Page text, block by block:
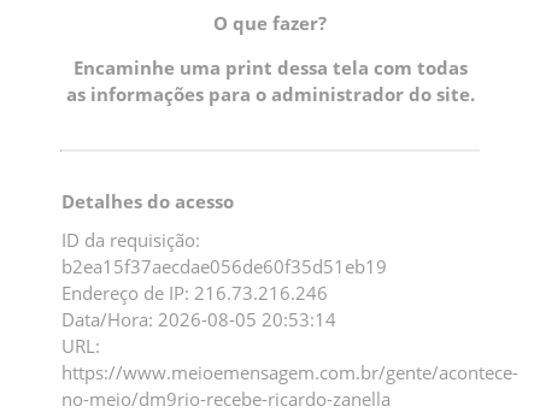
O que fazer?
Encaminhe uma print dessa tela com todas
as informações para o administrador do site.
Detalhes do acesso
ID da requisição:
b2ea15f37aecdae056de60f35d51eb19
Endereço de IP: 216.73.216.246
Data/Hora: 2026-08-05 20:53:14
URL:
https://www.meioemensagem.com.br/gente/acontece-
no-meio/dm9rio-recebe-ricardo-zanella